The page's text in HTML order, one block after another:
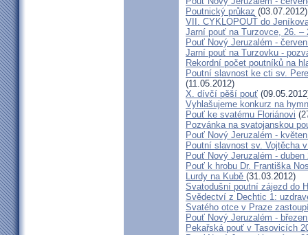
Poutnický průkaz (03.07.2012)
VII. CYKLOPOUŤ do
Jarní pouť na Turzovce, 26. –
Pouť Nový Jeruzalém -
Jarní pouť na Turzovku -
Rekordní počet poutníků na
Poutní slavnost ke cti sv.
(11.05.2012)
X. dívčí pěší pouť
Vyhlašujeme konkurz na
Pouť ke svatému Floriánovi
Pozvánka na svatojanskou
Pouť Nový Jeruzalém -
Poutní slavnost sv. Vojtěcha
Pouť Nový Jeruzalém - duben
Pouť k hrobu Dr. Františka
Lurdy na Kubě (31.03.2012)
Svatodušní poutní zájezd do
Svědectví z Dechtic 1:
Svatého otce v Praze
Pouť Nový Jeruzalém -
Pekařská pouť v Tasovicích